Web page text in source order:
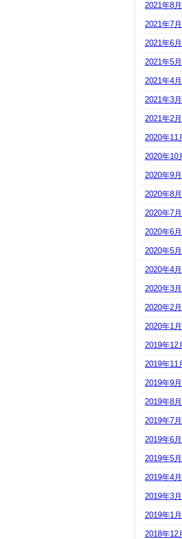
2021年8月
2021年7月
2021年6月
2021年5月
2021年4月
2021年3月
2021年2月
2020年11
2020年10
2020年9月
2020年8月
2020年7月
2020年6月
2020年5月
2020年4月
2020年3月
2020年2月
2020年1月
2019年12
2019年11
2019年9月
2019年8月
2019年7月
2019年6月
2019年5月
2019年4月
2019年3月
2019年1月
2018年12